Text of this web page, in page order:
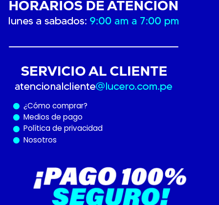
¿Cómo comprar?
Medios de pago
Política de privacidad
Nosotros